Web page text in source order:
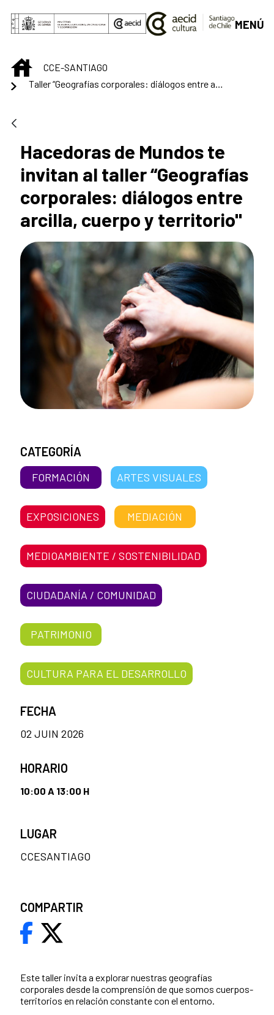
Saut au contenu principal
MENÚ
INICIOCCE-SANTIAGO
Hacedoras de Mundos te
invitan al taller “Geografías
corporales: diálogos entre
arcilla, cuerpo y territorio"
Este taller invita a explorar nuestras geografías
corporales desde la comprensión de que somos cuerpos-
territorios en relación constante con el entorno.
CATEGORÍA
FORMACIÓN ARTES VISUALES
EXPOSICIONES MEDIACIÓN
MEDIOAMBIENTE / SOSTENIBILIDAD
CIUDADANÍA / COMUNIDAD
PATRIMONIO
CULTURA PARA EL DESARROLLO
FECHA
02 JUIN 2026
HORARIO
10:00 A 13:00 H
LUGAR
CCESANTIAGO
COMPARTIR